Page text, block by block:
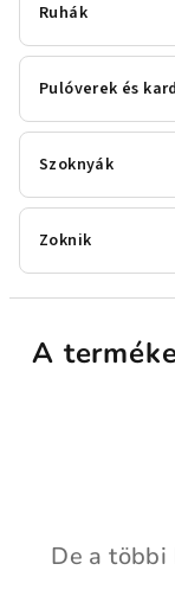
Ruhák
Pulóverek és
Szoknyák
Zoknik
A
De a